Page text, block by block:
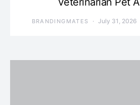
BRANDINGMATES July 31, 2026